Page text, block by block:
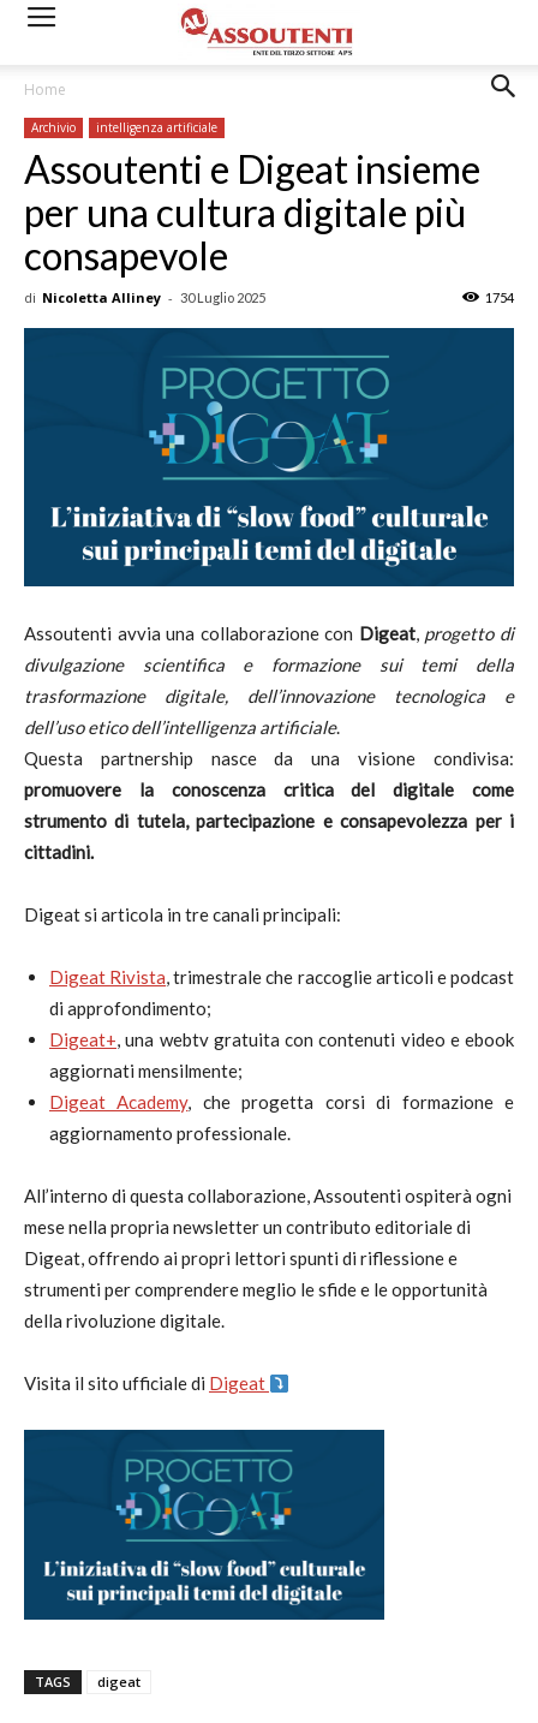
Home
Archivio intelligenza artificiale
Assoutenti e Digeat insieme
per una cultura digitale più
consapevole
di Nicoletta Alliney - 30 Luglio 2025 1754
Assoutenti avvia una collaborazione con Digeat, progetto di
divulgazione scientifica e formazione sui temi della
trasformazione digitale, dell’innovazione tecnologica e
dell’uso etico dell’intelligenza artificiale.
Questa partnership nasce da una visione condivisa:
promuovere la conoscenza critica del digitale come
strumento di tutela, partecipazione e consapevolezza per i
cittadini.
Digeat si articola in tre canali principali:
Digeat Rivista, trimestrale che raccoglie articoli e podcast
di approfondimento;
Digeat+, una webtv gratuita con contenuti video e ebook
aggiornati mensilmente;
Digeat Academy, che progetta corsi di formazione e
aggiornamento professionale.
All’interno di questa collaborazione, Assoutenti ospiterà ogni
mese nella propria newsletter un contributo editoriale di
Digeat, offrendo ai propri lettori spunti di riflessione e
strumenti per comprendere meglio le sfide e le opportunità
della rivoluzione digitale.
Visita il sito ufficiale di Digeat
TAGS digeat